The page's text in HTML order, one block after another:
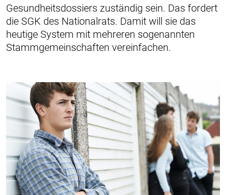
Gesundheitsdossiers zuständig sein. Das fordert
die SGK des Nationalrats. Damit will sie das
heutige System mit mehreren sogenannten
Stammgemeinschaften vereinfachen.